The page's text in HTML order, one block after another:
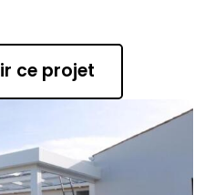
ce projet